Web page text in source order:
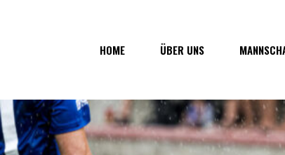
HOME ÜBER UNS
Über uns
1.
Junkerau